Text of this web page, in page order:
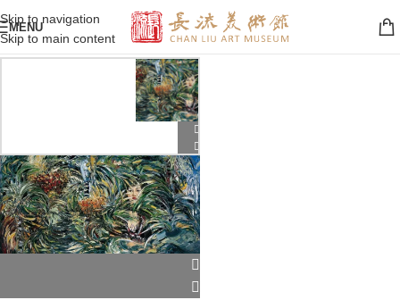
Skip to navigation
Skip to main content
MENU